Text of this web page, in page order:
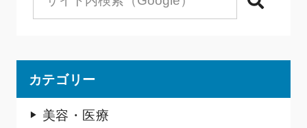
検索
カテゴリー
美容・医療